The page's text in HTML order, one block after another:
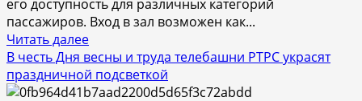
зоне
СВО
гуманитарными
грузами
его доступность для различных категорий
пассажиров. Вход в зал возможен как...
Читать далееПрочитать
больше
о
VIP-
В честь Дня весны и труда телебашни РТРС украсят
праздничной подсветкой